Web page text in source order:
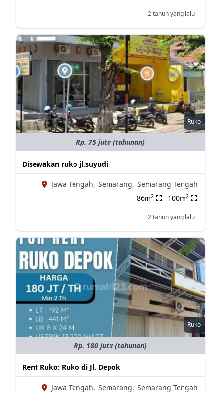
2 tahun yang lalu
Ruko
Rp. 75 juta (tahunan)
Disewakan ruko jl.suyudi
Jawa Tengah, Semarang, Semarang Tengah
86m2 100m2
2 tahun yang lalu
Ruko
Rp. 180 juta (tahunan)
Rent Ruko: Ruko di Jl. Depok
Jawa Tengah, Semarang, Semarang Tengah